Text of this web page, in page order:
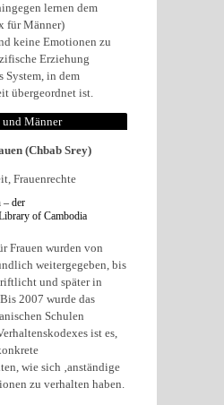
lernen dem
für Männer)
keine Emotionen zu
Erziehung
System, in dem
übergeordnet ist.
und Männer
(Chbab Srey)
– der
of Cambodia
Frauen wurden von
weitergegeben, bis
und später in
2007 wurde das
Schulen
ist es,
wie sich ‚anständige
zu verhalten haben.